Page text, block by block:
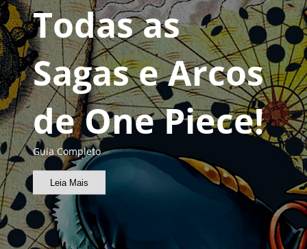
Todas as
Sagas e Arcos
de One Piece!
Guia Completo
Leia Mais